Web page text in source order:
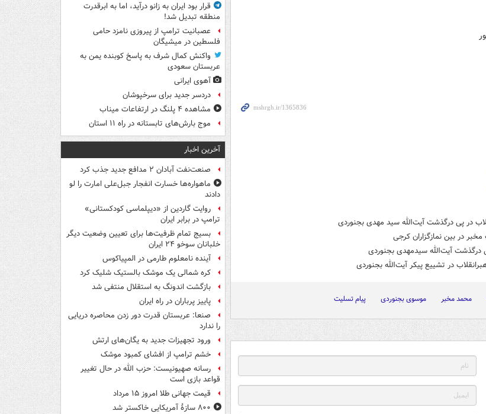
در پی درگذشت آیت‌الله سید مهدی بجنوردی
در بین نمازگزاران کرجی
درگذشت آیت‌الله سیدمهدی بجنوردی
در تشییع پیکر آیت‌الله بجنوردی
محمد مخبر موسوی بجنوردی پیام تسلیت
قرار بود ایران به زانو درآید، اما به ابرقدرت
منطقه تبدیل شد!
عصبانیت ترامپ از پیروزی نامزد حامی
فلسطین در میشیگان
واکنش کمال شرف به پاسخ کوبنده یمن به
عربستان سعودی
آهوی ایرانی
دردسر جدید برای سرخپوشان
مشاهده ۴ پلنگ در ارتفاعات میناب
موج بارش‌های تابستانه در راه ۱۱ استان
آخرین اخبار
صنعت‌نفت آبادان ۲ مدافع جدید جذب کرد
ماهواره‌ها خسارت انفجار جبل‌علی امارت را لو
دادند
روایت گاردین از «دیپلماسی کودکستانی»
ترامپ در برابر ایران
بسیج تمام ظرفیت‌ها برای تعیین وضعیت دیگر
خلبانان سوخو ۲۴ ایران
آینده نامعلوم طارمی در المپیاکوس
کره شمالی یک موشک بالستیک شلیک کرد
بازگشت اندونگ به استقلال منتفی شد
پاییز پرباران در راه ایران
صنعا: عربستان قدرت دور زدن محاصره دریایی
را ندارد
ورود تجهیزات جدید به یگان‌های ارتش
خشم ترامپ از افشای کمبود موشک
رسانه صهیونیست: حزب الله در حال تغییر
قواعد بازی است
قیمت جهانی طلا امروز ۱۵ مرداد
۸۰۰ سازۀ آمریکایی خاکستر شد